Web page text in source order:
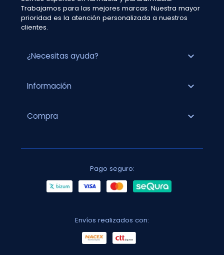
Trabajamos para las mejores marcas. Nuestra mayor
prioridad es la atención personalizada a nuestros
clientes.
¿Necesitas ayuda? expand_more
Información expand_more
Compra expand_more
Pago seguro:
Envíos realizados con: